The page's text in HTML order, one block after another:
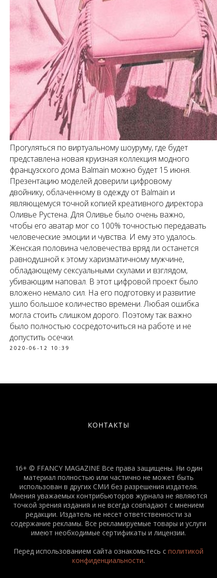
Прогуляться по виртуальному шоуруму, где будет
представлена новая круизная коллекция модного
французского дома Balmain можно будет 15 июня.
Презентацию моделей доверили цифровому
двойнику, облаченному в одежду от Balmain и
являющемуся точной копией креативного директора
Оливье Рустена. Для Оливье было очень важно,
чтобы его аватар мог со 100% точностью передавать
человеческие эмоции и чувства. И ему это удалось.
Женская половина человечества вряд ли останется
равнодушной к этому харизматичному мужчине,
обладающему сексуальными скулами и взглядом,
убивающим наповал. В этот цифровой проект было
вложено немало сил. На его подготовку и развитие
ушло большое количество времени. Любая ошибка
могла стоить слишком дорого. Поэтому так важно
было полностью сосредоточиться на работе и не
допустить осечки.
2020-06-12 10:39
КОНТАКТЫ
16+ © FFANCY MAGAZINE Все права защищены. Ни один
материал полностью или частично не может быть
использован в других СМИ без разрешения издателя.
Мнения уважаемых контрибьюторов журнала не являются
точкой зрения издания и не всегда совпадают с мнением
редакции. Издатель не несет ответственности за
содержание рекламы. Все рекламируемые товары и услуги
имеют необходимые сертификаты и лицензии.
Перед использованием сайта ознакомьтесь с политикой
конфиденциальности.